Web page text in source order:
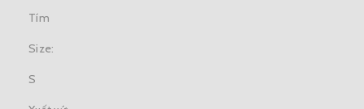
Tím
Size:
S